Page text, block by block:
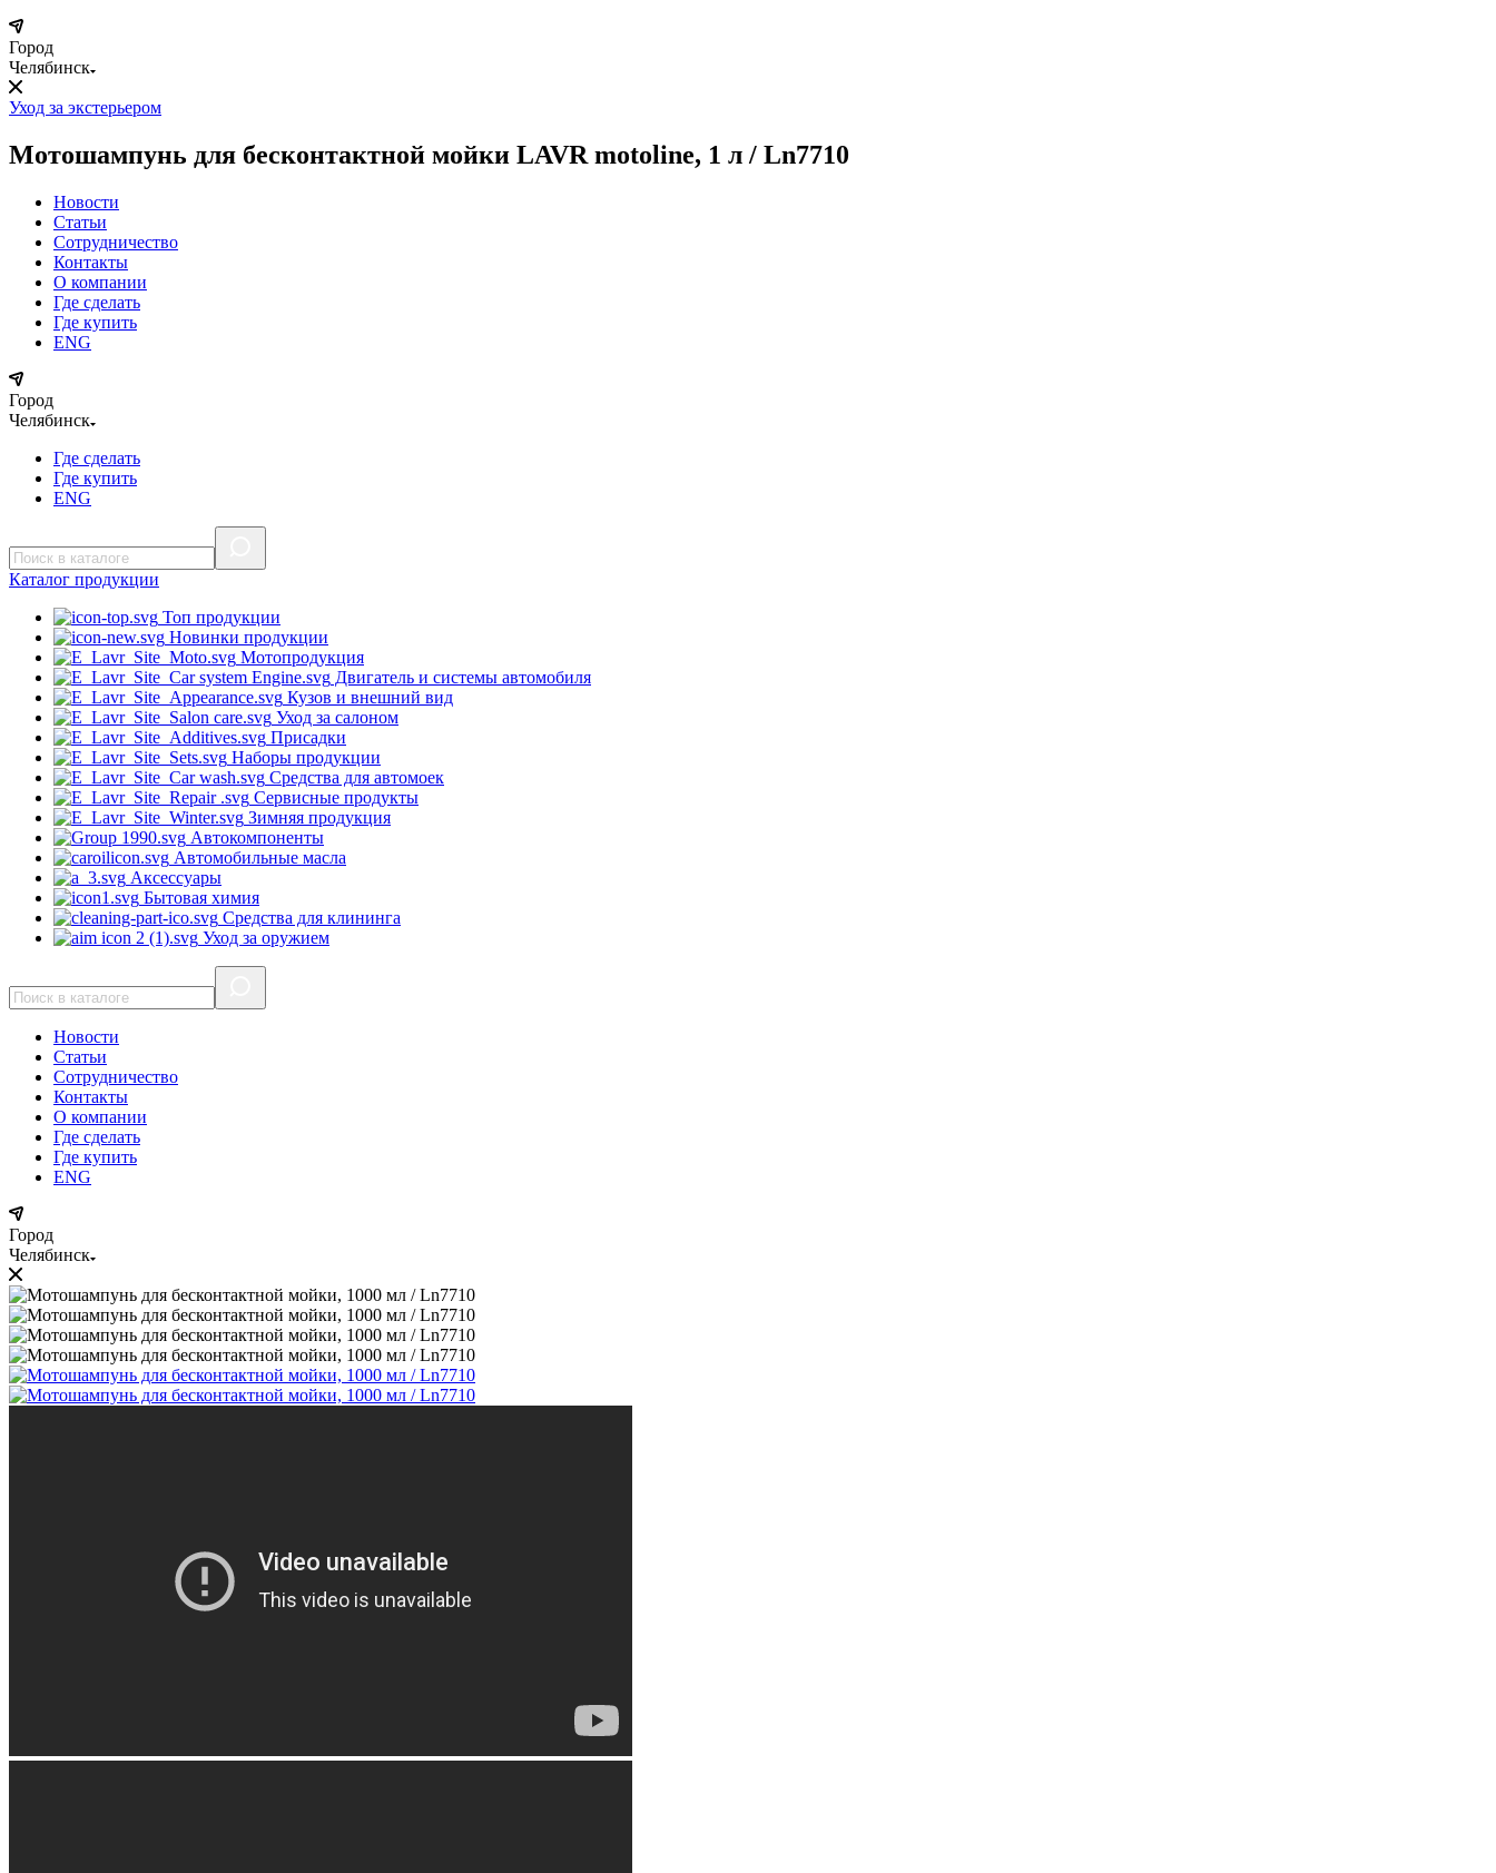
Город
Челябинск
Уход за экстерьером
Мотошампунь для бесконтактной мойки LAVR motoline, 1 л / Ln7710
Новости
Статьи
Сотрудничество
Контакты
О компании
Где сделать
Где купить
ENG
Город
Челябинск
Где сделать
Где купить
ENG
Каталог продукции
Топ продукции
Новинки продукции
Мотопродукция
Двигатель и системы автомобиля
Кузов и внешний вид
Уход за салоном
Присадки
Наборы продукции
Средства для автомоек
Сервисные продукты
Зимняя продукция
Автокомпоненты
Автомобильные масла
Аксессуары
Бытовая химия
Средства для клининга
Уход за оружием
Новости
Статьи
Сотрудничество
Контакты
О компании
Где сделать
Где купить
ENG
Город
Челябинск